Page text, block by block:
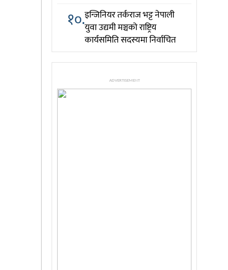
१०.इन्जिनियर तर्कराज भट्ट नेपाली
युवा उद्यमी मञ्चको राष्ट्रिय
कार्यसमिति सदस्यमा निर्वाचित
ADVERTISEMENT